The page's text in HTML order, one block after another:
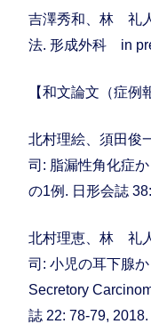
吉澤秀和、林 礼
法. 形成外科 in
【和文論文（症例
北村理絵、須田俊
司: 脂漏性角化症
の1例. 日形会誌
北村理恵、林 礼
司: 小児の耳下腺
Secretory
誌 22: 78-79, 2018.